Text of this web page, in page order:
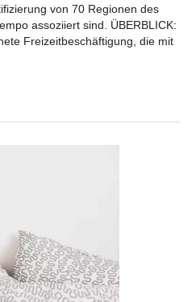
von 70 Regionen des
assoziiert sind. ÜBERBLICK:
Freizeitbeschäftigung, die mit